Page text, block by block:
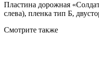
Пластина дорожная
слева), пленка тип Б,
Смотрите также